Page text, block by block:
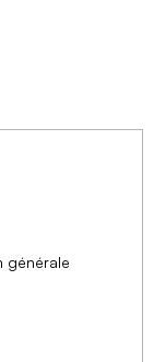
générale